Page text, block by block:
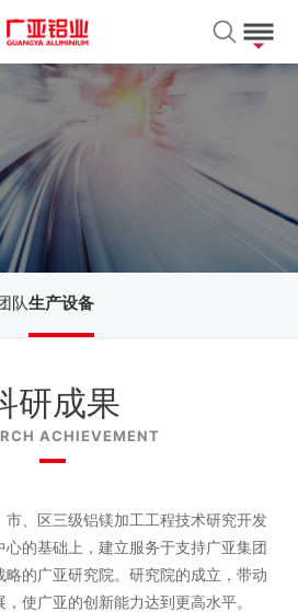
队生产设备
研成果
ACHIEVEMENT
、区三级铝镁加工工程技术研究开发
的基础上，建立服务于支持广亚集团
的广亚研究院。研究院的成立，带动
使广亚的创新能力达到更高水平。